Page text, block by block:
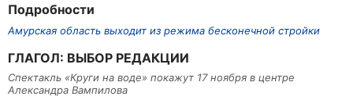
Подробности
Амурская область выходит из режима бесконечной стройки
ГЛАГОЛ: ВЫБОР РЕДАКЦИИ
Спектакль «Круги на воде» покажут 17 ноября в центре
Александра Вампилова